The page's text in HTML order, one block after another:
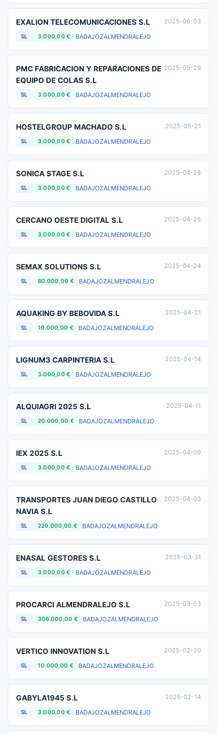
EXALION TELECOMUNICACIONES S.L
SL 3.000,00 € BADAJOZALMENDRALEJO
2025-06-03
PMC FABRICACION Y REPARACIONES DE
EQUIPO DE COLAS S.L
SL 3.000,00 € BADAJOZALMENDRALEJO
2025-05-29
HOSTELGROUP MACHADO S.L
SL 3.000,00 € BADAJOZALMENDRALEJO
2025-05-21
SONICA STAGE S.L
SL 3.000,00 € BADAJOZALMENDRALEJO
2025-04-28
CERCANO OESTE DIGITAL S.L
SL 3.000,00 € BADAJOZALMENDRALEJO
2025-04-25
SEMAX SOLUTIONS S.L
SL 80.000,00 € BADAJOZALMENDRALEJO
2025-04-24
AQUAKING BY BEBOVIDA S.L
SL 10.000,00 € BADAJOZALMENDRALEJO
2025-04-21
LIGNUM3 CARPINTERIA S.L
SL 3.000,00 € BADAJOZALMENDRALEJO
2025-04-14
ALQUIAGRI 2025 S.L
SL 20.000,00 € BADAJOZALMENDRALEJO
2025-04-11
IEX 2025 S.L
SL 3.000,00 € BADAJOZALMENDRALEJO
2025-04-09
TRANSPORTES JUAN DIEGO CASTILLO
NAVIA S.L
SL 220.000,00 € BADAJOZALMENDRALEJO
2025-04-03
ENASAL GESTORES S.L
SL 3.000,00 € BADAJOZALMENDRALEJO
2025-03-31
PROCARCI ALMENDRALEJO S.L
SL 306.000,00 € BADAJOZALMENDRALEJO
2025-03-03
VERTICO INNOVATION S.L
SL 10.000,00 € BADAJOZALMENDRALEJO
2025-02-20
GABYLA1945 S.L
SL 3.000,00 € BADAJOZALMENDRALEJO
2025-02-14